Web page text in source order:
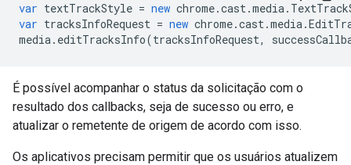
var textTrackStyle = new chrome.cast.media.
var tracksInfoRequest = new chrome.cast.media.
media. editTracksInfo(tracksInfoRequest,
É possível acompanhar o status da solicitação com o
resultado dos callbacks, seja de sucesso ou erro, e
atualizar o remetente de origem de acordo com isso.
Os aplicativos precisam permitir que os usuários atualizem